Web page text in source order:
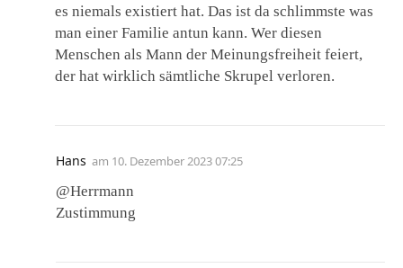
es niemals existiert hat. Das ist da schlimmste was
man einer Familie antun kann. Wer diesen
Menschen als Mann der Meinungsfreiheit feiert,
der hat wirklich sämtliche Skrupel verloren.
Hans am 10. Dezember 2023 07:25
@Herrmann
Zustimmung